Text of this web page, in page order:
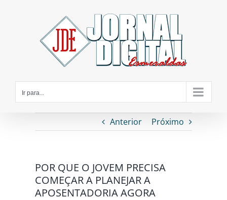
Ir para...
Anterior Próximo
POR QUE O JOVEM PRECISA
COMEÇAR A PLANEJAR A
APOSENTADORIA AGORA